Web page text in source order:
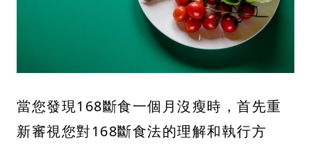
當您發現168斷食一個月沒瘦時，首先重
新審視您對168斷食法的理解和執行方